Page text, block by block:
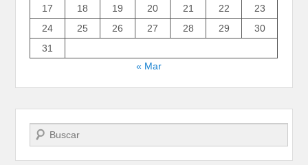
17
18 19 20 21 22
23
24
25 26 27 28 29
30
31
« Mar
Buscar